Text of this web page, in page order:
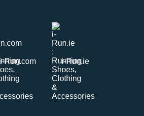
i-Run.com i-Run.ie